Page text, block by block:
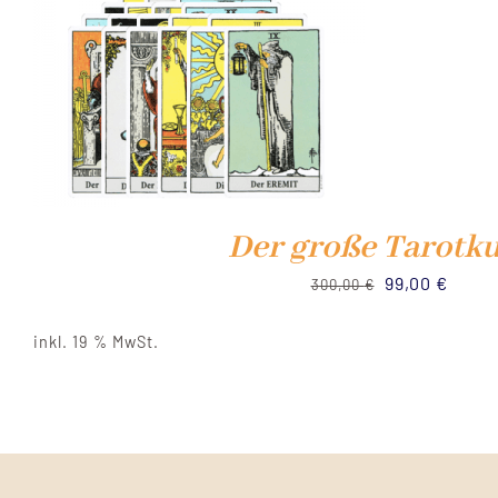
Der große
300,00€ 99,00 €
inkl. 19 % MwSt.